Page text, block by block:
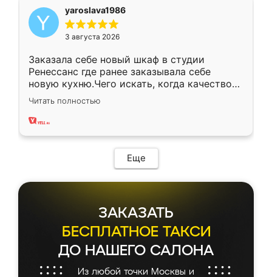
yaroslava1986
3 августа 2026
Заказала себе новый шкаф в студии
Ренессанс где ранее заказывала себе
новую кухню.Чего искать, когда качеством
вполне довольна. Служит кухня уже почти
два года, нареканий нет.
Читать полностью
Еще
ЗАКАЗАТЬ
БЕСПЛАТНОЕ ТАКСИ
ДО НАШЕГО САЛОНА
Из любой точки Москвы и